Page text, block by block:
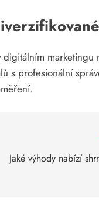
digitálním
s profesionální
Jaké výhody nabízí